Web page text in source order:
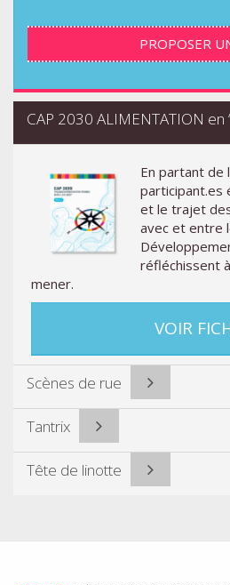
PROPOSER
CAP 2030 ALIMENTATION en
En partant de
participant.es
et le trajet
avec et entre
réfléchissent
mener.
VOIR
Scènes de rue
Tantrix
Tête de linotte